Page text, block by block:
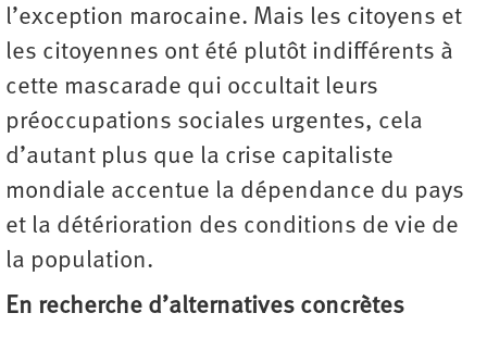
l’exception marocaine. Mais les citoyens et
les citoyennes ont été plutôt indifférents à
cette mascarade qui occultait leurs
préoccupations sociales urgentes, cela
d’autant plus que la crise capitaliste
mondiale accentue la dépendance du pays
et la détérioration des conditions de vie de
la population.
En recherche d’alternatives concrètes